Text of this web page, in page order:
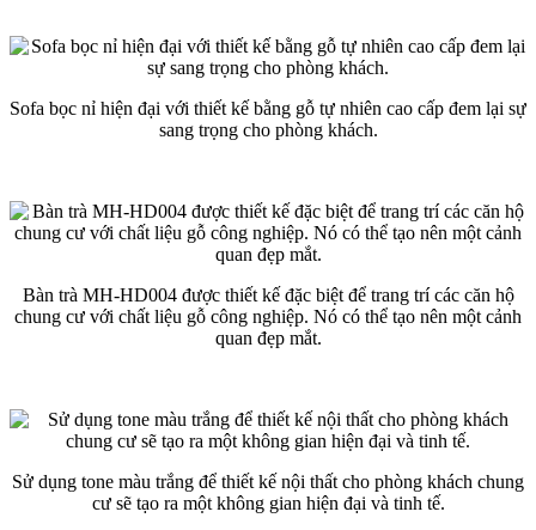
Sofa bọc nỉ hiện đại với thiết kế bằng gỗ tự nhiên cao cấp đem lại sự
sang trọng cho phòng khách.
Bàn trà MH-HD004 được thiết kế đặc biệt để trang trí các căn hộ
chung cư với chất liệu gỗ công nghiệp. Nó có thể tạo nên một cảnh
quan đẹp mắt.
Sử dụng tone màu trắng để thiết kế nội thất cho phòng khách chung
cư sẽ tạo ra một không gian hiện đại và tinh tế.